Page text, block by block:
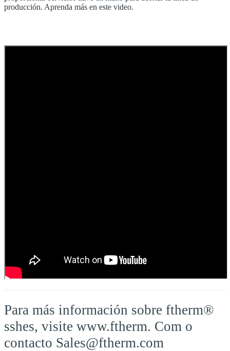
producción. Aprenda más en este video.
Para más información sobre ftherm®
sshes, visite www.ftherm. Com o
contacto Sales@ftherm.com